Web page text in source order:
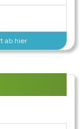
ab hier